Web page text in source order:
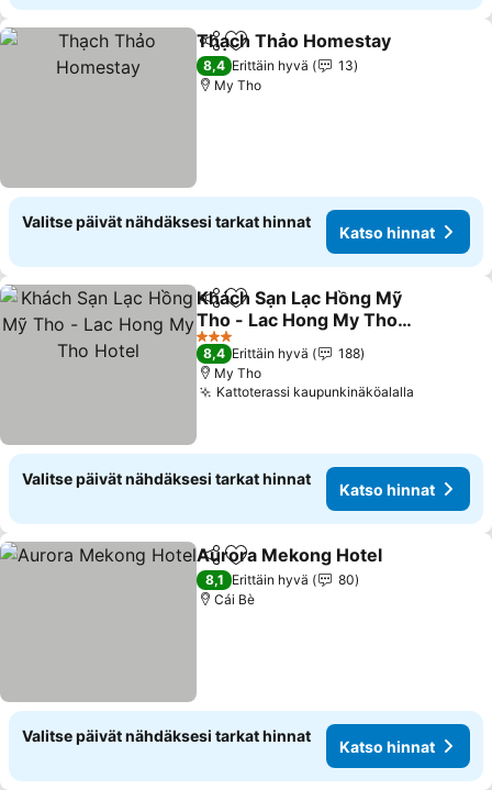
Jaa Lisää suosikkeihin
Thạch Thảo Homestay
8,4 Erittäin hyvä
13
My Tho
Valitse päivät nähdäksesi tarkat hinnat
Katso hinnat
Jaa Lisää suosikkeihin
Khách Sạn Lạc Hồng Mỹ
Tho - Lac Hong My Tho
Hotel
Katso hinnat
3 Tähtiluokitus
8,4 Erittäin hyvä
188
My Tho
Kattoterassi kaupunkinäköalalla
Valitse päivät nähdäksesi tarkat hinnat
Katso hinnat
Jaa Lisää suosikkeihin
Aurora Mekong Hotel
8,1 Erittäin hyvä
80
Cái Bè
Valitse päivät nähdäksesi tarkat hinnat
Katso hinnat